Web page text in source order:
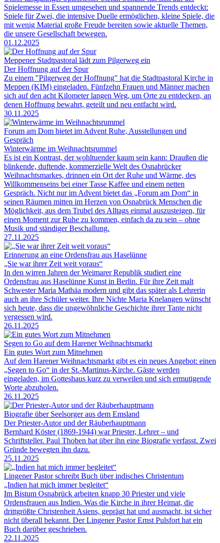
Spielemesse in Essen umgesehen und spannende Trends entdeckt:
Spiele für Zwei, die intensive Duelle ermöglichen, kleine Spiele, die
mit wenig Material große Freude bereiten sowie aktuelle Themen,
die unsere Gesellschaft bewegen.
01.12.2025
Meppener Stadtpastoral lädt zum Pilgerweg ein
Der Hoffnung auf der Spur
Zu einem "Pilgerweg der Hoffnung" hat die Stadtpastoral Kirche in
Meppen (KIM) eingeladen. Fünfzehn Frauen und Männer machen
sich auf den acht Kilometer langen Weg, um Orte zu entdecken, an
denen Hoffnung bewahrt, geteilt und neu entfacht wird.
30.11.2025
Forum am Dom bietet im Advent Ruhe, Ausstellungen und
Gespräch
Winterwärme im Weihnachtsrummel
Es ist ein Kontrast, der wohltuender kaum sein kann: Draußen die
blinkende, duftende, kommerzielle Welt des Osnabrücker
Weihnachtsmarkes, drinnen ein Ort der Ruhe und Wärme, des
Willkommenseins bei einer Tasse Kaffee und einem netten
Gespräch. Nicht nur im Advent bietet das „Forum am Dom“ in
seinen Räumen mitten im Herzen von Osnabrück Menschen die
Möglichkeit, aus dem Trubel des Alltags einmal auszusteigen, für
einen Moment zur Ruhe zu kommen, einfach da zu sein – ohne
Musik und ständiger Beschallung.
27.11.2025
Erinnerung an eine Ordensfrau aus Haselünne
„Sie war ihrer Zeit weit voraus“
In den wirren Jahren der Weimarer Republik studiert eine
Ordensfrau aus Haselünne Kunst in Berlin. Für ihre Zeit malt
Schwester Maria Mathäa modern und gibt das später als Lehrerin
auch an ihre Schüler weiter. Ihre Nichte Maria Knelangen wünscht
sich heute, dass die ungewöhnliche Geschichte ihrer Tante nicht
vergessen wird.
26.11.2025
Segen to Go auf dem Harener Weihnachtsmarkt
Ein gutes Wort zum Mitnehmen
Auf dem Harener Weihnachtsmarkt gibt es ein neues Angebot: einen
„Segen to Go“ in der St.-Martinus-Kirche. Gäste werden
eingeladen, im Gotteshaus kurz zu verweilen und sich ermutigende
Worte abzuholen.
26.11.2025
Biografie über Seelsorger aus dem Emsland
Der Priester-Autor und der Räuberhauptmann
Bernhard Köster (1869-1944) war Priester, Lehrer – und
Schriftsteller. Paul Thoben hat über ihn eine Biografie verfasst. Zwei
Gründe bewegten ihn dazu.
25.11.2025
Lingener Pastor schreibt Buch über indisches Christentum
„Indien hat mich immer begleitet“
Im Bistum Osnabrück arbeiten knapp 30 Priester und viele
Ordensfrauen aus Indien. Was die Kirche in ihrer Heimat, die
drittgrößte Christenheit Asiens, geprägt hat und ausmacht, ist sicher
nicht überall bekannt. Der Lingener Pastor Ernst Pulsfort hat ein
Buch darüber geschrieben.
22.11.2025